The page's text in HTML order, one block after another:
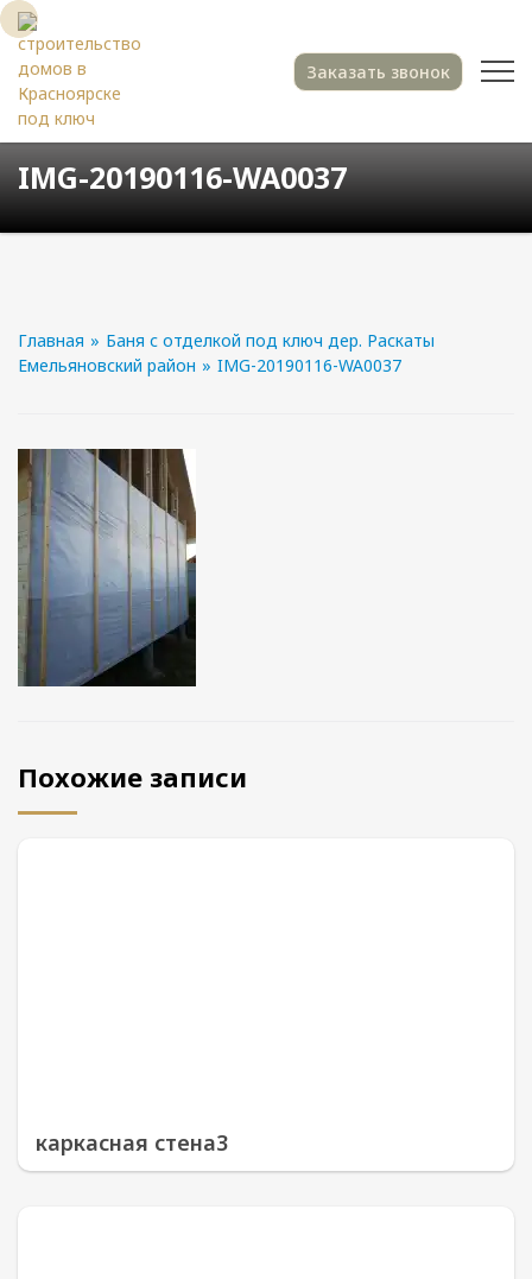
Заказать звонок
IMG-20190116-WA0037
Главная » Баня с отделкой под ключ дер. Раскаты
Емельяновский район » IMG-20190116-WA0037
Похожие записи
каркасная стена3